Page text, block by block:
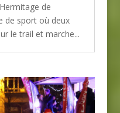
de
de sport où deux
le trail et marche...